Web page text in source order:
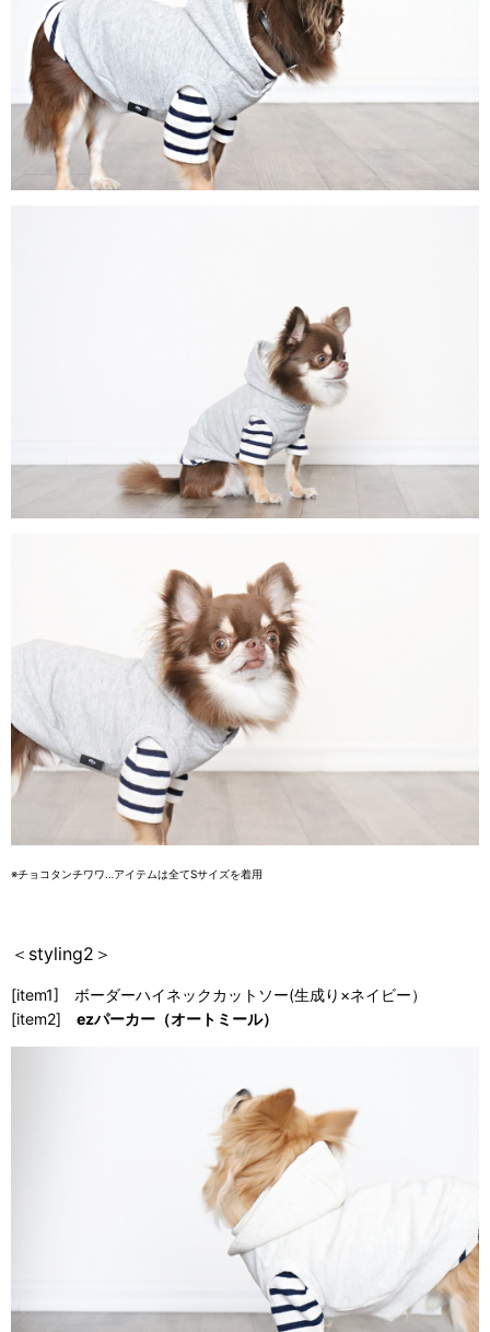
※チョコタンチワワ…アイテムは全てSサイズを着用
＜styling2＞
[item1] ボーダーハイネックカットソー(生成り×ネイビー）
[item2] ezパーカー（オートミール）